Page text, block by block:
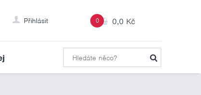
0 0,0 Kč
Přihlásit